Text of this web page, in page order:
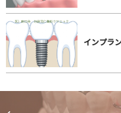
インプラ